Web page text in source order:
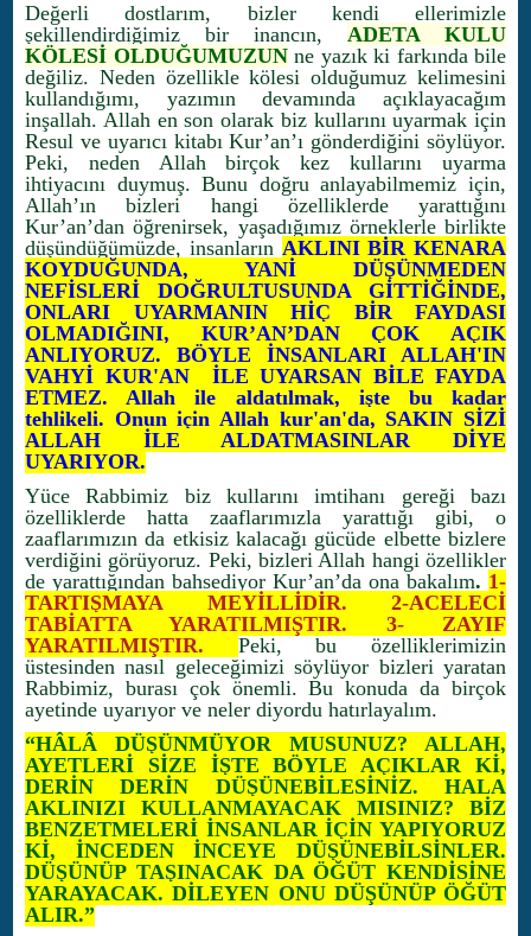
Değerli dostlarım, bizler kendi ellerimizle
şekillendirdiğimiz bir inancın, ADETA KULU
KÖLESİ OLDUĞUMUZUNne yazık ki farkında bile
değiliz. Neden özellikle kölesi olduğumuz kelimesini
kullandığımı, yazımın devamında açıklayacağım
inşallah. Allah en son olarak biz kullarını uyarmak için
Resul ve uyarıcı kitabı Kur’an’ı gönderdiğini söylüyor.
Peki, neden Allah birçok kez kullarını uyarma
ihtiyacını duymuş. Bunu doğru anlayabilmemiz için,
Allah’ın bizleri hangi özelliklerde yarattığını
Kur’an’dan öğrenirsek, yaşadığımız örneklerle birlikte
düşündüğümüzde, insanların AKLINI BİR KENARA
KOYDUĞUNDA, YANİ DÜŞÜNMEDEN
NEFİSLERİ DOĞRULTUSUNDA GİTTİĞİNDE,
ONLARI UYARMANIN HİÇ BİR FAYDASI
OLMADIĞINI, KUR’AN’DAN ÇOK AÇIK
ANLIYORUZ. BÖYLE İNSANLARI ALLAH'IN
VAHYİ KUR'AN İLE UYARSAN BİLE FAYDA
ETMEZ. Allah ile aldatılmak, işte bu kadar
tehlikeli. Onun için Allah kur'an'da, SAKIN SİZİ
ALLAH İLE ALDATMASINLAR DİYE
UYARIYOR.
Yüce Rabbimiz biz kullarını imtihanı gereği bazı
özelliklerde hatta zaaflarımızla yarattığı gibi, o
zaaflarımızın da etkisiz kalacağı gücüde elbette bizlere
verdiğini görüyoruz. Peki, bizleri Allah hangi özellikler
de yarattığından bahsediyor Kur’an’da ona bakalım. 1-
TARTIŞMAYA MEYİLLİDİR. 2-ACELECİ
TABİATTA YARATILMIŞTIR. 3- ZAYIF
YARATILMIŞTIR. Peki, bu özelliklerimizin
üstesinden nasıl geleceğimizi söylüyor bizleri yaratan
Rabbimiz, burası çok önemli. Bu konuda da birçok
ayetinde uyarıyor ve neler diyordu hatırlayalım.
“HÂLÂ DÜŞÜNMÜYOR MUSUNUZ? ALLAH,
AYETLERİ SİZE İŞTE BÖYLE AÇIKLAR Kİ,
DERİN DERİN DÜŞÜNEBİLESİNİZ. HALA
AKLINIZI KULLANMAYACAK MISINIZ? BİZ
BENZETMELERİ İNSANLAR İÇİN YAPIYORUZ
Kİ, İNCEDEN İNCEYE DÜŞÜNEBİLSİNLER.
DÜŞÜNÜP TAŞINACAK DA ÖĞÜT KENDİSİNE
YARAYACAK. DİLEYEN ONU DÜŞÜNÜP ÖĞÜT
ALIR.”